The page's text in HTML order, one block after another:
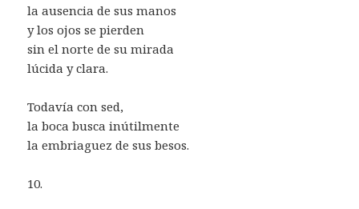
la ausencia de sus manos
y los ojos se pierden
sin el norte de su mirada
lúcida y clara.
Todavía con sed,
la boca busca inútilmente
la embriaguez de sus besos.
10.